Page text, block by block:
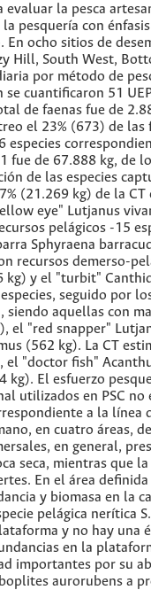
evaluar la pesca
pesquería con
En ocho sitios de
Hill, South West,
por método de
cuantificaron 51
de faenas fue de
el 23% (673) de
especies
fue de 67.888 kg, de
de las especies
(21.269 kg) de la
eye" Lutjanus
pelágicos -15
Sphyraena
recursos demerso-
kg) y el "turbit"
seguido por
siendo aquellas con
el "red snapper"
(562 kg). La CT
el "doctor fish"
kg). El esfuerzo
utilizados en PSC
a la línea
en cuatro áreas,
en general,
seca, mientras que
En el área
y biomasa en la
pelágica nerítica
y no hay una
en la
importantes por su
aurorubens a